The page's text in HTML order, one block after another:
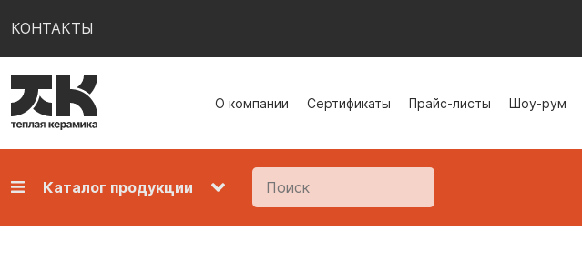
КОНТАКТЫ
О компании Сертификаты Прайс-листы Шоу-рум
Каталог продукции